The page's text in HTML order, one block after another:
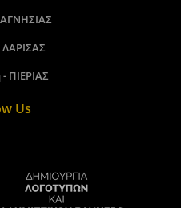
ΛΑΡΙΣΑΣ
ΠΙΕΡΙΑΣ
Us